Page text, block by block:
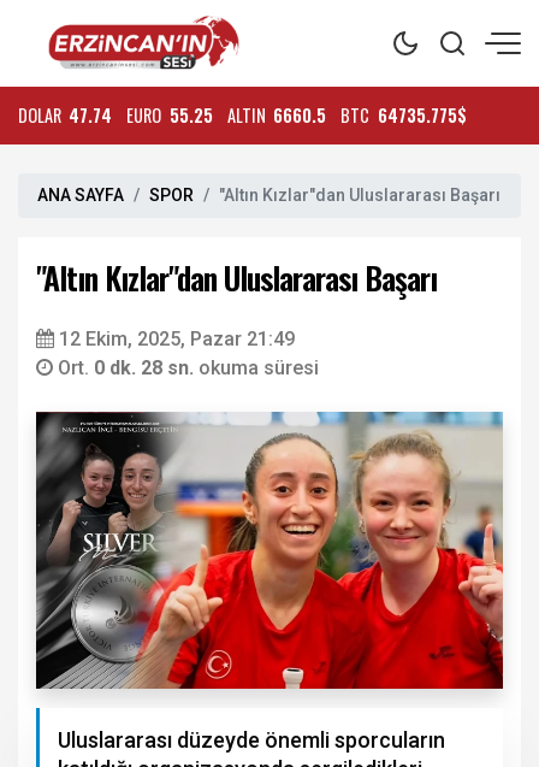
DOLAR 47.74 EURO 55.25 ALTIN 6660.5 BTC 64735.775$
ANA SAYFA SPOR "Altın Kızlar"dan Uluslararası Başarı
"Altın Kızlar"dan Uluslararası Başarı
12 Ekim, 2025, Pazar 21:49
Ort. 0 dk. 28 sn. okuma süresi
Uluslararası düzeyde önemli sporcuların